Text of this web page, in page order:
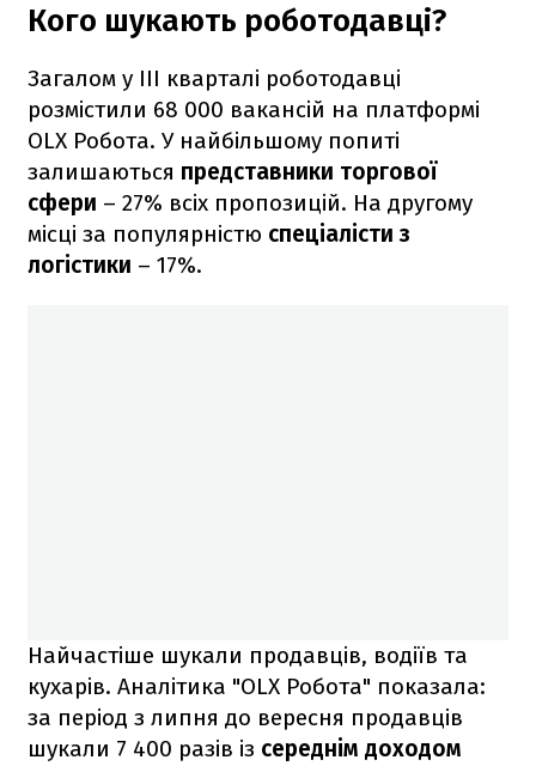
Кого шукають роботодавці?
Загалом у III кварталі роботодавці
розмістили 68 000 вакансій на платформі
OLX Робота. У найбільшому попиті
залишаються представники торгової
сфери – 27% всіх пропозицій. На другому
місці за популярністю спеціалісти з
логістики – 17%.
Найчастіше шукали продавців, водіїв та
кухарів. Аналітика "OLX Робота" показала:
за період з липня до вересня продавців
шукали 7 400 разів із середнім доходом